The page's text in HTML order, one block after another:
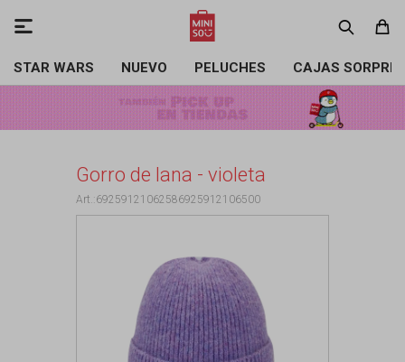
STAR WARS NUEVO PELUCHES CAJAS

Gorro de lana - violeta
69259121062586925912106500